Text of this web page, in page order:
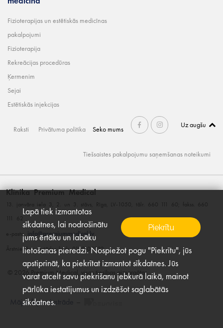
Piekrītu
Lapā tiek izmantotas
sīkdatnes, lai nodrošinātu
jums ērtāku un labāku
lietošanas pieredzi. Nospiežot pogu "Piekrītu", jūs
apstiprināt, ka piekrītat izmantot sīkdatnes. Jūs
varat atcelt savu piekrišanu jebkurā laikā, mainot
pārlūka iestatījumus un izdzēšot saglabātās
sīkdatnes.
Fizioterapijas un estētiskās medicīnas
pakalpojumi
Fizioterapija
Rekreācijas procedūras
Ķermenim
Sejai
Estētiskās injekcijas
Raksti Privātuma politika Seko mums Uz augšu
Tiešsaistes pakalpojumu saņemšanas noteikumi
© 2026 Premium Medical, visas tiesības aizsargātas
Klīnika Premium Medical
13. janvāra iela 3, 2. un 3. stāvs, Rīga, LV-1050, tālr. 660 111 60; fakss. 660
111 62
e-pasts: info@premiummedical.lv
Ārstniecības iestādes kods 0100-00532
Mājas lapas izstrāde –